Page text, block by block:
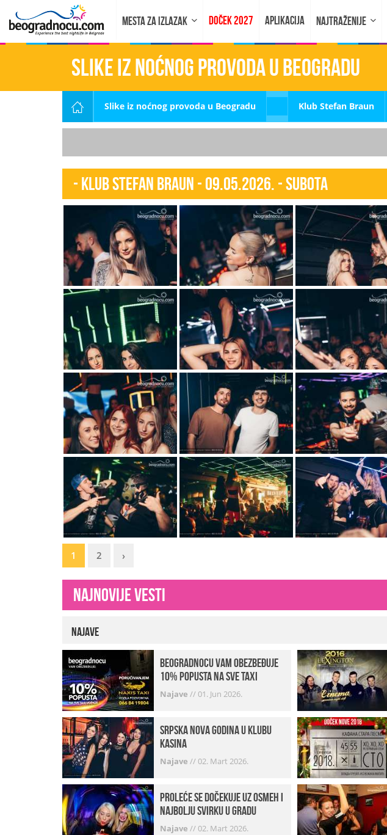
MESTA ZA IZLAZAK DOČEK 2027 APLIKACIJA NAJTRAŽENIJE
Slike iz noćnog provoda u Beogradu
Slike iz noćnog provoda u Beogradu Klub Stefan Braun
- Klub Stefan Braun - 09.05.2026. - SUBOTA
1 2 ›
Najnovije vesti
Najave
beogradnocu vam obezbeđuje
10% popusta na sve taxi
vožnje
Najave //01. Jun 2026.
Srpska Nova godina u klubu
Kasina
Najave //02. Mart 2026.
Proleće se dočekuje uz osmeh i
najbolju svirku u gradu
Najave //02. Mart 2026.